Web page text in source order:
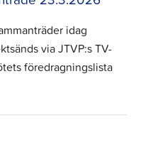
idag
via JTVP:s TV-
föredragningslista